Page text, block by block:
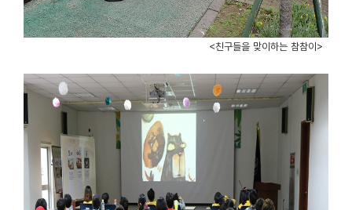
<친구들을 맞이하는 참참이>